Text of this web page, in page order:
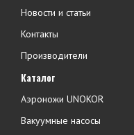
Новости и статьи
Контакты
Производители
Каталог
Аэроножи UNOKOR
Вакуумные насосы